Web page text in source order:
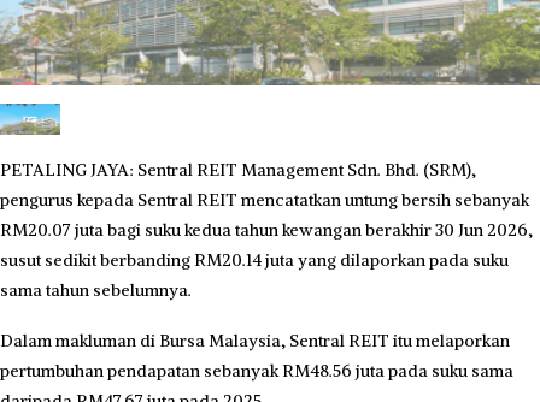
PETALING JAYA: Sentral REIT Management Sdn. Bhd. (SRM),
pengurus kepada Sentral REIT mencatatkan untung bersih sebanyak
RM20.07 juta bagi suku kedua tahun kewangan berakhir 30 Jun 2026,
susut sedikit berbanding RM20.14 juta yang dilaporkan pada suku
sama tahun sebelumnya.
Dalam makluman di Bursa Malaysia, Sentral REIT itu melaporkan
pertumbuhan pendapatan sebanyak RM48.56 juta pada suku sama